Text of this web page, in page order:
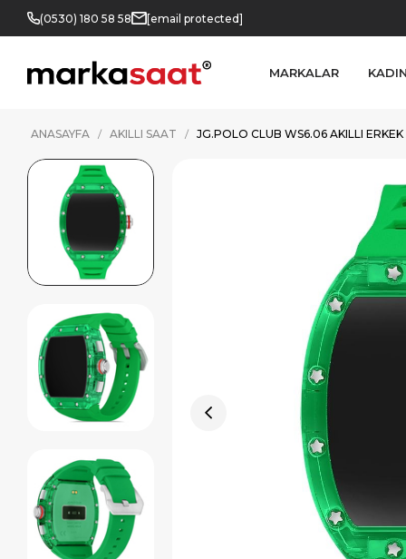
(0530) 180 58 58 [email protected]
MARKALAR
ANASAYFA AKILLI SAAT JG.POLO CLUB WS6.06 AKILLI